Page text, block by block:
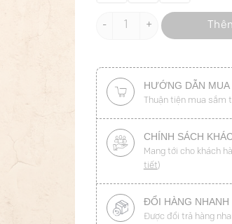
Quần baggy nắp túi nắp túi
HƯỚNG DẪN MUA
Thuận tiện mua sắm
CHÍNH SÁCH
Mang tới cho khách
tiết)
ĐỔI HÀNG NHANH
Được đổi trả hàng